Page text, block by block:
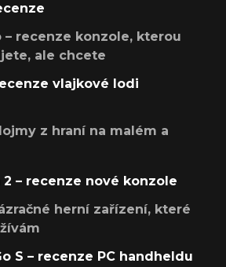
– recenze konzole, kterou
ale chcete
vlajkové lodi
z hraní na malém a
– recenze nové konzole
herní zařízení, které
S – recenze PC handheldu